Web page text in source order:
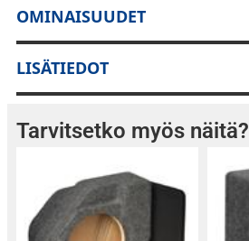
OMINAISUUDET
LISÄTIEDOT
Tarvitsetko myös näitä?